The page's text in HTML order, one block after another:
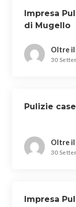
Impresa
di Mugello
Oltre
30
Pulizie
Oltre
30
Impresa